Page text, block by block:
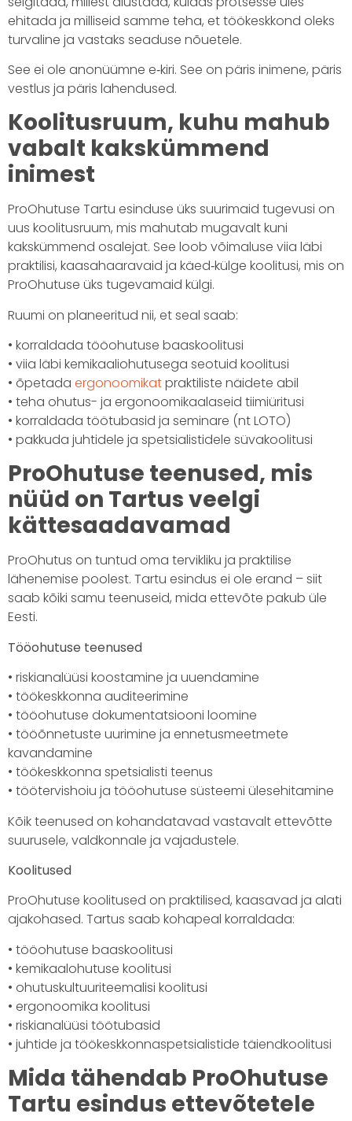
ehitada ja milliseid samme teha, et töökeskkond oleks
turvaline ja vastaks seaduse nõuetele.
See ei ole anonüümne e‑kiri. See on päris inimene, päris
vestlus ja päris lahendused.
Koolitusruum, kuhu mahub
vabalt kakskümmend
inimest
ProOhutuse Tartu esinduse üks suurimaid tugevusi on
uus koolitusruum, mis mahutab mugavalt kuni
kakskümmend osalejat. See loob võimaluse viia läbi
praktilisi, kaasahaaravaid ja käed‑külge koolitusi, mis on
ProOhutuse üks tugevamaid külgi.
Ruumi on planeeritud nii, et seal saab:
• korraldada tööohutuse baaskoolitusi
• viia läbi kemikaaliohutusega seotuid koolitusi
• õpetada ergonoomikatpraktiliste näidete abil
• teha ohutus- ja ergonoomikaalaseid tiimiüritusi
• korraldada töötubasid ja seminare (nt LOTO)
• pakkuda juhtidele ja spetsialistidele süvakoolitusi
ProOhutuse teenused, mis
nüüd on Tartus veelgi
kättesaadavamad
ProOhutus on tuntud oma tervikliku ja praktilise
lähenemise poolest. Tartu esindus ei ole erand – siit
saab kõiki samu teenuseid, mida ettevõte pakub üle
Eesti.
Tööohutuse teenused
• riskianalüüsi koostamine ja uuendamine
• töökeskkonna auditeerimine
• tööohutuse dokumentatsiooni loomine
• tööõnnetuste uurimine ja ennetusmeetmete
kavandamine
• töökeskkonna spetsialisti teenus
• töötervishoiu ja tööohutuse süsteemi ülesehitamine
Kõik teenused on kohandatavad vastavalt ettevõtte
suurusele, valdkonnale ja vajadustele.
Koolitused
ProOhutuse koolitused on praktilised, kaasavad ja alati
ajakohased. Tartus saab kohapeal korraldada:
• tööohutuse baaskoolitusi
• kemikaalohutuse koolitusi
• ohutuskultuuriteemalisi koolitusi
• ergonoomika koolitusi
• riskianalüüsi töötubasid
• juhtide ja töökeskkonnaspetsialistide täiendkoolitusi
Mida tähendab ProOhutuse
Tartu esindus ettevõtetele